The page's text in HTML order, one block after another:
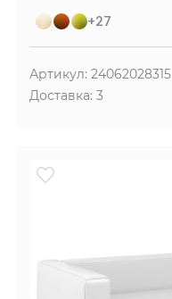
+27
Артикул: 24062028315
Доставка: 3